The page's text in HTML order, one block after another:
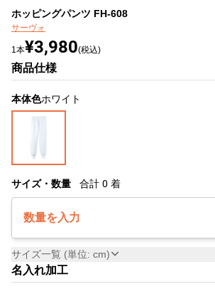
ホッピングパンツ FH-608
サーヴォ
1本¥3,980(税込)
商品仕様
本体色ホワイト
サイズ・数量 合計 0 着
数量を入力
サイズ一覧 (単位: cm)
名入れ加工